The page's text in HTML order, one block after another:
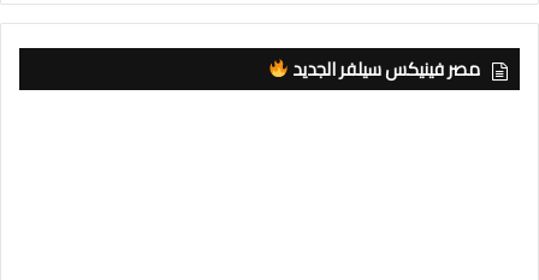
مصر فينيكس سيلفر الجديد